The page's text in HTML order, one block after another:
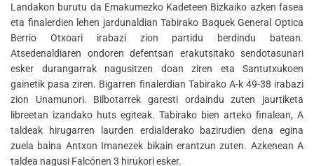
Landakon burutu da Emakumezko Kadeteen Bizkaiko azken fasea
eta finalerdien lehen jardunaldian Tabirako Baquek General Optica
Berrio Otxoari irabazi zion partidu berdindu batean.
Atsedenaldiaren ondoren defentsan erakutsitako sendotasunari
esker durangarrak nagusitzen doan ziren eta Santutxukoen
gainetik pasa ziren. Bigarren finalerdian Tabirako A-k 49-38 irabazi
zion Unamunori. Bilbotarrek garesti ordaindu zuten jaurtiketa
libreetan izandako huts egiteak. Tabirako bien arteko finalean, A
taldeak hirugarren laurden erdialderako bazirudien dena egina
zuela baina Antxon Imanezek bikain erantzun zuten. Azkenean A
taldea nagusi Falcónen 3 hirukori esker.